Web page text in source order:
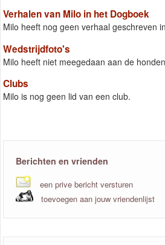
Verhalen van Milo in het Dogboek
Milo heeft nog geen verhaal geschreven
Wedstrijdfoto's
Milo heeft niet meegedaan aan de
Clubs
Milo is nog geen lid van een club.
Berichten en vrienden
een prive bericht versturen
toevoegen aan jouw vriendenlijst